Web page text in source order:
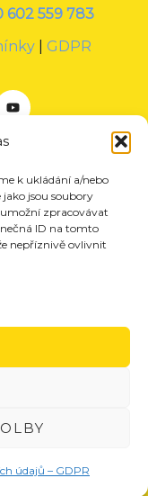
k ukládání a/nebo
jsou soubory
zpracovávat
ID na tomto
nepříznivě ovlivnit
údajů – GDPR
602 559 783
GDPR